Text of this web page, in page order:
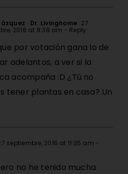
· Dr. Livinghome 27
2016 at 8:38 am - Reply
por votación gana lo de
adelantos, a ver si la
acompaña :D ¿Tú no
tener plantas en casa? Un
septiembre, 2016 at 11:35 am -
no he tenido mucha